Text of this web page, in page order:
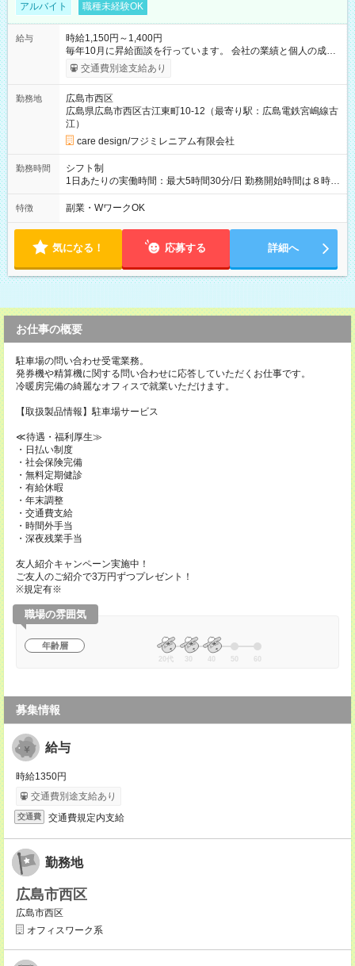
アルバイト 職種未経験OK
給与
時給1,150円～1,400円
毎年10月に昇給面談を行っています。 会社の業績と個人の成果
を十分加味して給与アップしたいと考えています。 --- 別途交通
費 上限￥11,000円 【試用期間】試用期間あり 試用期間の長
交通費別途支給あり
勤務地
広島市西区
広島県広島市西区古江東町10-12（最寄り駅：広島電鉄宮嶋線古
江）
care design/フジミレニアム有限会社
勤務時間
シフト制
1日あたりの実働時間：最大5時間30分/日 勤務開始時間は８時３
０分もしくは９時でご相談ください。
特徴 副業・WワークOK
気になる！ 応募する 詳細へ
お仕事の概要
駐車場の問い合わせ受電業務。
発券機や精算機に関する問い合わせに応答していただくお仕事です。
冷暖房完備の綺麗なオフィスで就業いただけます。
【取扱製品情報】駐車場サービス
≪待遇・福利厚生≫
・日払い制度
・社会保険完備
・無料定期健診
・有給休暇
・年末調整
・交通費支給
・時間外手当
・深夜残業手当
友人紹介キャンペーン実施中！
ご友人のご紹介で3万円ずつプレゼント！
※規定有※
職場の雰囲気
年齢層
20代 30 40 50 60
募集情報
給与
時給1350円
交通費別途支給あり
交通費 交通費規定内支給
勤務地
広島市西区
広島市西区
オフィスワーク系